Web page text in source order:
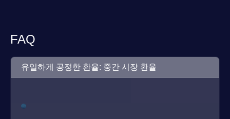
FAQ
유일하게 공정한 환율: 중간 시장 환율